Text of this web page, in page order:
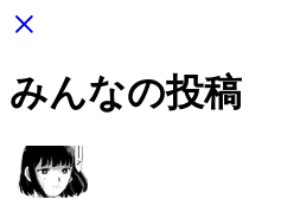
みんなの投稿